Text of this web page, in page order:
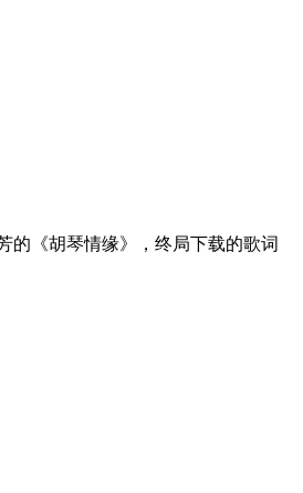
的《胡琴情缘》，终局下载的歌词